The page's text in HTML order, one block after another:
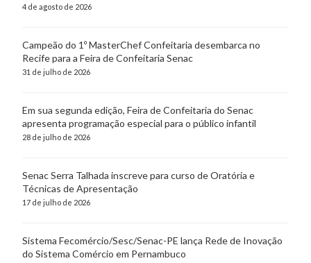
4 de agosto de 2026
Campeão do 1º MasterChef Confeitaria desembarca no
Recife para a Feira de Confeitaria Senac
31 de julho de 2026
Em sua segunda edição, Feira de Confeitaria do Senac
apresenta programação especial para o público infantil
28 de julho de 2026
Senac Serra Talhada inscreve para curso de Oratória e
Técnicas de Apresentação
17 de julho de 2026
Sistema Fecomércio/Sesc/Senac-PE lança Rede de Inovação
do Sistema Comércio em Pernambuco